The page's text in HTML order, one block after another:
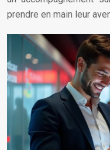
prendre en main leur